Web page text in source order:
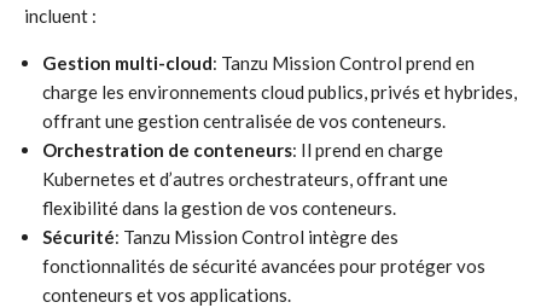
incluent :
Gestion multi-cloud: Tanzu Mission Control prend en
charge les environnements cloud publics, privés et hybrides,
offrant une gestion centralisée de vos conteneurs.
Orchestration de conteneurs: Il prend en charge
Kubernetes et d’autres orchestrateurs, offrant une
flexibilité dans la gestion de vos conteneurs.
Sécurité: Tanzu Mission Control intègre des
fonctionnalités de sécurité avancées pour protéger vos
conteneurs et vos applications.